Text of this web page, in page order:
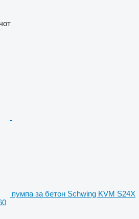
пумпа за бетон Schwing KVM S24X